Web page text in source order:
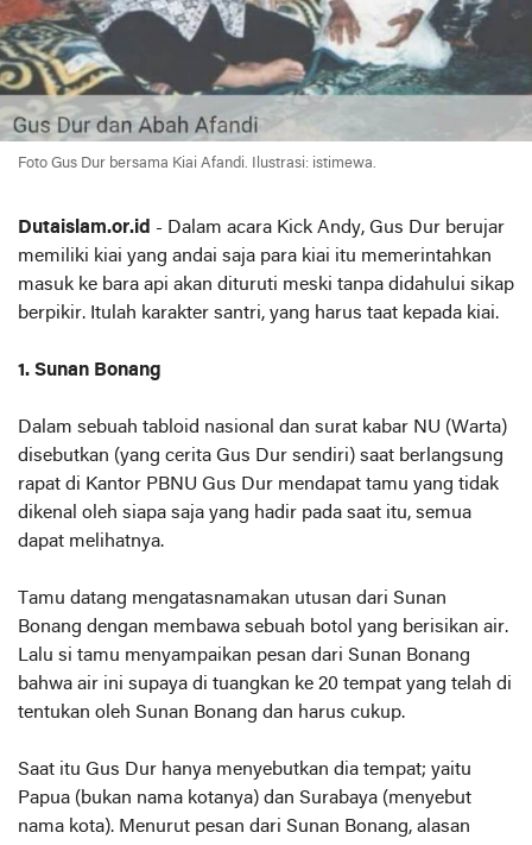
Foto Gus Dur bersama Kiai Afandi. Ilustrasi: istimewa.
Dutaislam.or.id - Dalam acara Kick Andy, Gus Dur berujar
memiliki kiai yang andai saja para kiai itu memerintahkan
masuk ke bara api akan dituruti meski tanpa didahului sikap
berpikir. Itulah karakter santri, yang harus taat kepada kiai.
1. Sunan Bonang
Dalam sebuah tabloid nasional dan surat kabar NU (Warta)
disebutkan (yang cerita Gus Dur sendiri) saat berlangsung
rapat di Kantor PBNU Gus Dur mendapat tamu yang tidak
dikenal oleh siapa saja yang hadir pada saat itu, semua
dapat melihatnya.
Tamu datang mengatasnamakan utusan dari Sunan
Bonang dengan membawa sebuah botol yang berisikan air.
Lalu si tamu menyampaikan pesan dari Sunan Bonang
bahwa air ini supaya di tuangkan ke 20 tempat yang telah di
tentukan oleh Sunan Bonang dan harus cukup.
Saat itu Gus Dur hanya menyebutkan dia tempat; yaitu
Papua (bukan nama kotanya) dan Surabaya (menyebut
nama kota). Menurut pesan dari Sunan Bonang, alasan